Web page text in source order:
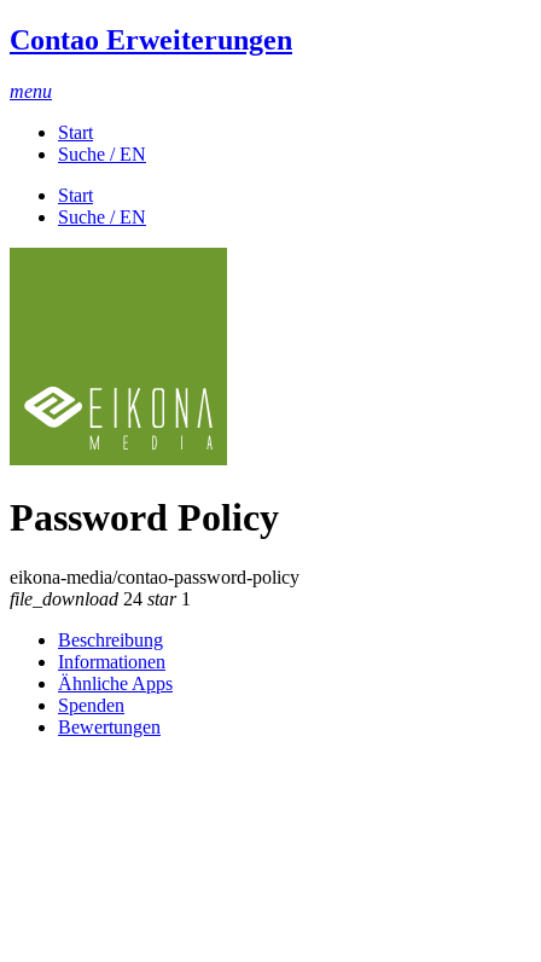
Contao Erweiterungen
menu
Start
Suche / EN
Start
Suche / EN
Password Policy
eikona-media/contao-password-policy
file_download 24 star1
Beschreibung
Informationen
Ähnliche Apps
Spenden
Bewertungen